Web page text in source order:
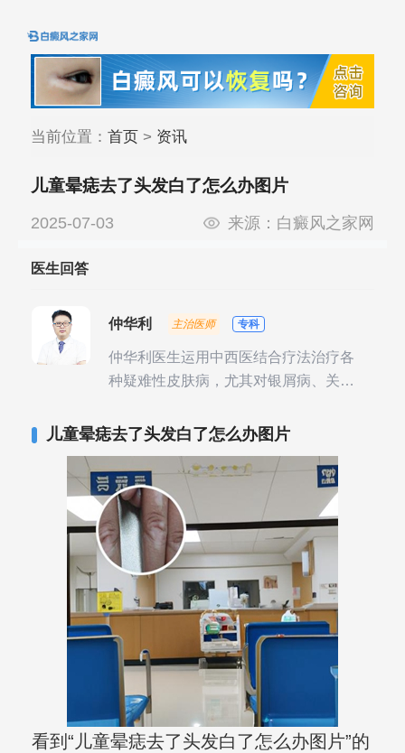
当前位置： 首页> 资讯
儿童晕痣去了头发白了怎么办图片
2025-07-03 来源： 白癜风之家网
医生回答
仲华利 主治医师 专科
仲华利医生运用中西医结合疗法治疗各
种疑难性皮肤病，尤其对银屑病、关节
儿童晕痣去了头发白了怎么办图片
看到“儿童晕痣去了头发白了怎么办图片”的